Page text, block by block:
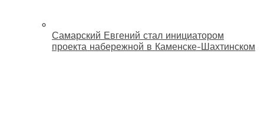
Самарский Евгений стал инициатором
проекта набережной в Каменске-Шахтинском